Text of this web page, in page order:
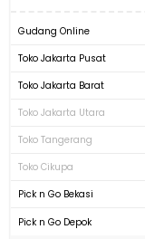
Gudang Online
Toko Jakarta Pusat
Toko Jakarta Barat
Toko Jakarta Utara
Toko Tangerang
Toko Cikupa
Pick n Go Bekasi
Pick n Go Depok